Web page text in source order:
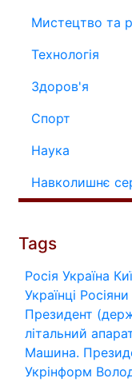
Мистецтво та
Технологія
Здоров'я
Спорт
Наука
Навколишнє
Tags
Росія Україна
Українці Росіяни
Президент
літальний
Машина.
Укрінформ